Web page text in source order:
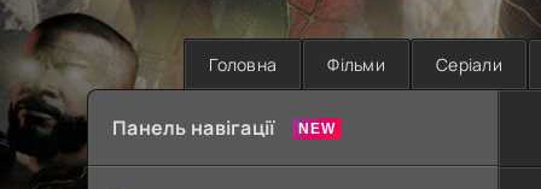
Головна Фільми Серіали
Панель навігації